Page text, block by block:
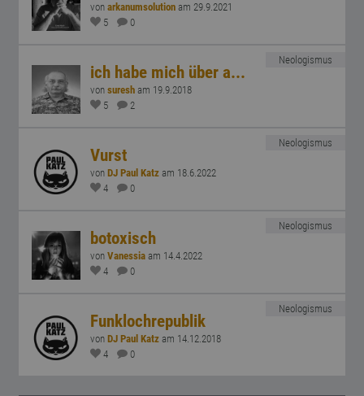
vonarkanumsolution am 29.9.2021
5
0
Neologismus
ich habe mich über a...
vonsuresh am 19.9.2018
5
2
Neologismus
Vurst
vonDJ Paul Katz am 18.6.2022
4
0
Neologismus
botoxisch
vonVanessia am 14.4.2022
4
0
Neologismus
Funklochrepublik
vonDJ Paul Katz am 14.12.2018
4
0